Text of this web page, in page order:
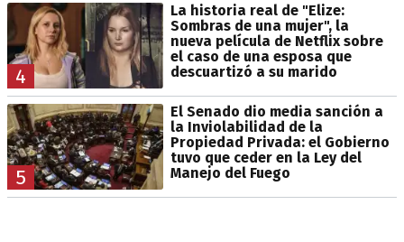
4
La historia real de "Elize:
Sombras de una mujer", la
nueva película de Netflix sobre
el caso de una esposa que
descuartizó a su marido
5
El Senado dio media sanción a
la Inviolabilidad de la
Propiedad Privada: el Gobierno
tuvo que ceder en la Ley del
Manejo del Fuego